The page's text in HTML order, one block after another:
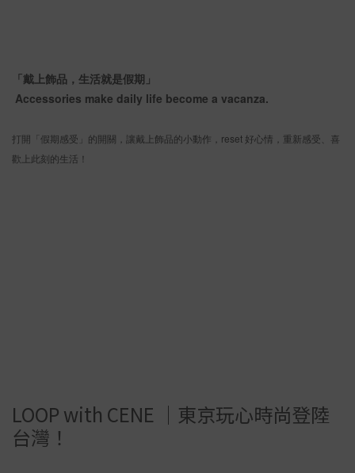
「戴上飾品，生活就是假期」
Accessories make daily life become a vacanza.
打開「假期感受」的開關，讓戴上飾品的小動作，reset 好心情，重新感受、喜
歡上此刻的生活！
LOOP with CENE ｜東京玩心時尚登陸
台灣！